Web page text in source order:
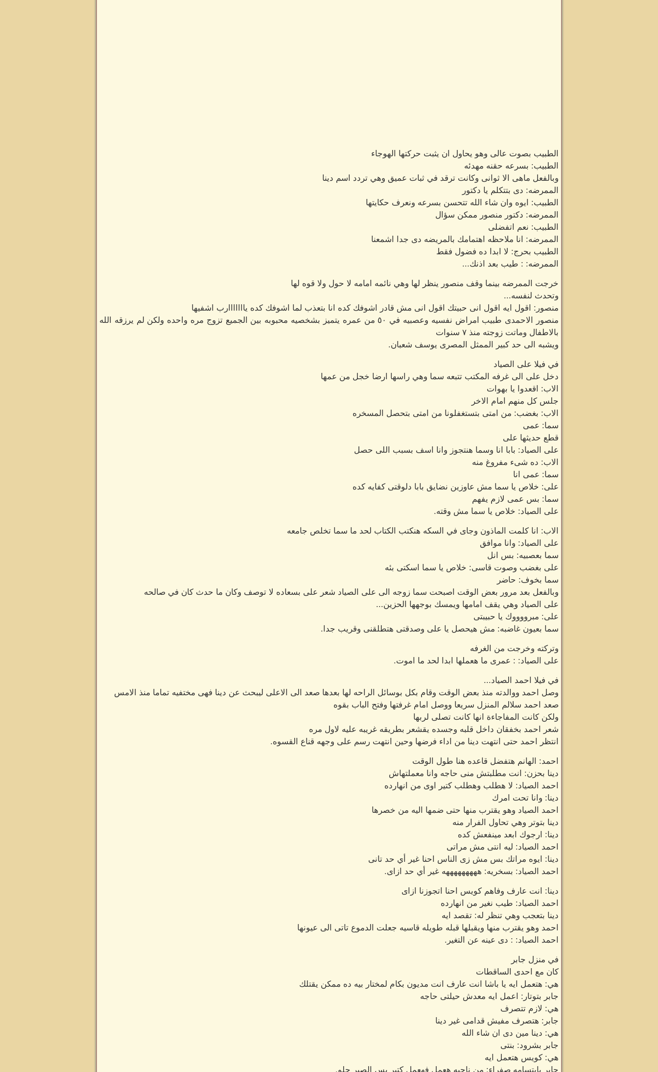
الطبيب بصوت عالى وهو يحاول ان يثبت حركتها الهوجاء
الطبيب: بسرعه حقنه مهدئه
وبالفعل ماهى الا ثوانى وكانت ترقد في ثبات عميق وهي تردد اسم دينا
الممرضه: دى بتتكلم يا دكتور
الطبيب: ايوه وان شاء الله تتحسن بسرعه ونعرف حكايتها
الممرضه: دكتور منصور ممكن سؤال
الطبيب: نعم اتفضلى
الممرضه: انا ملاحظه اهتمامك بالمريضه دى جدا اشمعنا
الطبيب بحرج: لا ابدا ده فضول فقط
الممرضه: : طيب بعد اذنك...
خرجت الممرضه بينما وقف منصور ينظر لها وهي نائمه امامه لا حول ولا قوه لها
وتحدث لنفسه...
منصور: اقول ايه اقول انى حبيتك اقول انى مش قادر اشوفك كده انا بتعذب لما اشوفك كده يااااااارب اشفيها
منصور الاحمدى طبيب امراض نفسيه وعصبيه في ٥٠ من عمره يتميز بشخصيه محبوبه بين الجميع تزوج مره واحده ولكن لم يرزقه الله
بالاطفال وماتت زوجته منذ ٧ سنوات
ويشبه الى حد كبير الممثل المصرى يوسف شعبان.
في فيلا على الصياد
دخل على الى غرفه المكتب تتبعه سما وهي راسها ارضا خجل من عمها
الاب: اقعدوا يا بهوات
جلس كل منهم امام الاخر
الاب: بغضب: من امتى بتستغفلونا من امتى بتحصل المسخره
سما: عمى
قطع حديثها على
على الصياد: بابا انا وسما هنتجوز وانا اسف بسبب اللى حصل
الاب: ده شىء مفروغ منه
سما: عمى انا
على: خلاص يا سما مش عاوزين نضايق بابا دلوقتى كفايه كده
سما: بس عمى لازم يفهم
على الصياد: خلاص يا سما مش وقته.
الاب: انا كلمت الماذون وجاى في السكه هنكتب الكتاب لحد ما سما تخلص جامعه
على الصياد: وانا موافق
سما بعصبيه: بس انل
على بغضب وصوت قاسى: خلاص يا سما اسكتى بئه
سما بخوف: حاضر
وبالفعل بعد مرور بعض الوقت اصبحت سما زوجه الى على الصياد شعر على بسعاده لا توصف وكان ما حدث كان في صالحه
على الصياد وهي يقف امامها ويمسك بوجهها الحزين...
على: مبرووووك يا حبيبتى
سما بعيون غاضبه: مش هيحصل يا على وصدقتى هتطلقنى وقريب جدا.
وتركته وخرجت من الغرفه
على الصياد: : عمرى ما هعملها ابدا لحد ما اموت.
في فيلا احمد الصياد...
وصل احمد ووالدته منذ بعض الوقت وقام بكل بوسائل الراحه لها بعدها صعد الى الاعلى ليبحث عن دينا فهى مختفيه تماما منذ الامس
صعد احمد سلالم المنزل سريعا ووصل امام غرفتها وفتح الباب بقوه
ولكن كانت المفاجاءة انها كانت تصلى لربها
شعر احمد بخفقان داخل قلبه وجسده يقشعر بطريقه غريبه عليه لاول مره
انتظر احمد حتى انتهت دينا من اداء فرضها وحين انتهت رسم على وجهه قناع القسوه.
احمد: الهانم هتفضل قاعده هنا طول الوقت
دينا بحزن: انت مطلبتش منى حاجه وانا معملتهاش
احمد الصياد: لا هطلب وهطلب كتير اوى من انهارده
دينا: وانا تحت امرك
احمد الصياد وهو يقترب منها حتى ضمها اليه من خصرها
دينا بتوتر وهي تحاول الفرار منه
دينا: ارجوك ابعد مينفعش كده
احمد الصياد: ليه انتى مش مراتى
دينا: ايوه مراتك بس مش زى الناس احنا غير أي حد تانى
احمد الصياد: بسخريه: هههههههههه غير أي حد ازاى.
دينا: انت عارف وفاهم كويس احنا اتجوزنا ازاى
احمد الصياد: طيب نغير من انهارده
دينا بتعجب وهي تنظر له: تقصد ايه
احمد وهو يقترب منها ويقبلها قبله طويله قاسيه جعلت الدموع تاتى الى عيونها
احمد الصياد: : دى عينه عن التغير.
في منزل جابر
كان مع احدى الساقطات
هي: هتعمل ايه يا باشا انت عارف انت مديون بكام لمختار بيه ده ممكن يقتلك
جابر بتوتار: اعمل ايه معدش حيلتى حاجه
هي: لازم تتصرف
جابر: هتصرف مفيش قدامى غير دينا
هي: دينا مين دى ان شاء الله
جابر بشرود: بنتى
هي: كويس هتعمل ايه
جابر بابتسامه صفراء: من ناحيه هعمل فهعمل كتير بس الصبر حلو.